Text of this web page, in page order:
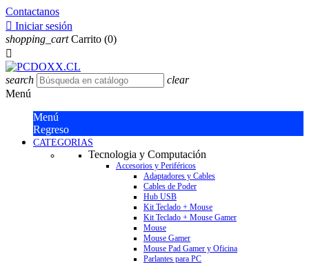
Contactanos
 Iniciar sesión
shopping_cart Carrito (0)

search
clear
Menú
Menú
Regreso
CATEGORIAS
Tecnologia y Computación
Accesorios y Periféricos
Adaptadores y Cables
Cables de Poder
Hub USB
Kit Teclado + Mouse
Kit Teclado + Mouse Gamer
Mouse
Mouse Gamer
Mouse Pad Gamer y Oficina
Parlantes para PC